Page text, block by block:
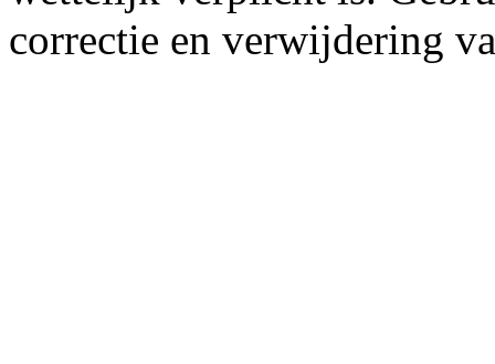
correctie en verwijdering